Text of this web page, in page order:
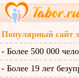
Популярный сайт
- Более 500 000
- Более 19 лет